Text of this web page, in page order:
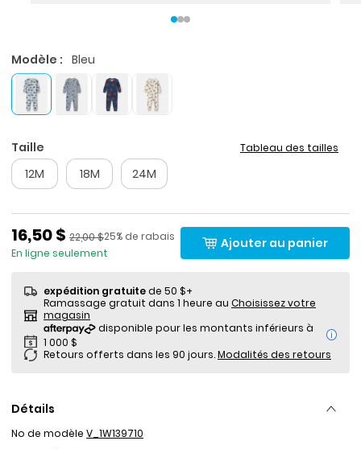
Modèle : Bleu
Taille Tableau des tailles
12M 18M 24M
Prix de solde
16,50 $ Pourcentage de rabais
25% de rabais
Prix ​​de détail suggéré par le fabricant
22,00 $
En ligne seulement
Ajouter au panier
expédition gratuitede 50 $+
Ramassage gratuit dans 1 heure au Choisissez votre
magasin
i
Retours offerts dans les 90 jours.Modalités des retours
Détails
No de modèle V_1W139710